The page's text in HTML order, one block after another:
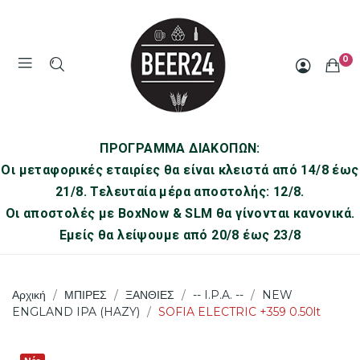
0
ΠΡΟΓΡΑΜΜΑ ΔΙΑΚΟΠΩΝ:
Οι μεταφορικές εταιρίες θα είναι κλειστά από 14/8 έως
21/8. Τελευταία μέρα αποστολής: 12/8.
Οι αποστολές με BoxNow & SLM θα γίνονται κανονικά.
Εμείς θα λείψουμε από 20/8 έως 23/8
Αρχική ΜΠΙΡΕΣ ΞΑΝΘΙΕΣ -- I.P.A. --
NEW
ENGLAND IPA (HAZY)
SOFIA ELECTRIC +359 0.50lt